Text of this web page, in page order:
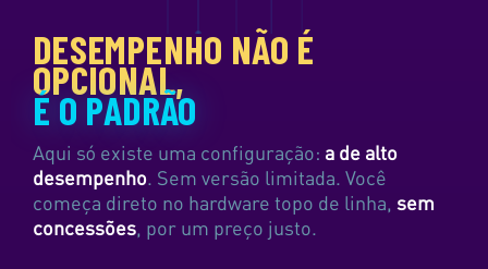
DESEMPENHO NÃO É
OPCIONAL,
É O PADRÃO
Aqui só existe uma configuração: a de alto
desempenho. Sem versão limitada. Você
começa direto no hardware topo de linha, sem
concessões, por um preço justo.